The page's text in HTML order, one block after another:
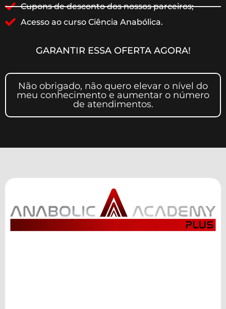
Cupons de desconto dos nossos parceiros;
Acesso ao curso Ciência Anabólica.
GARANTIR ESSA OFERTA AGORA!
Não obrigado, não quero elevar o nível do
meu conhecimento e aumentar o número
de atendimentos.